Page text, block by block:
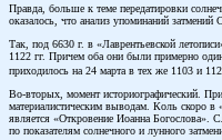
Правда, больше к теме передатировки
оказалось, что анализ упоминаний
Так, под 6630 г. в «Лаврентьевской
1122 гг. Причем оба они были примерно
приходилось на 24 марта в тех же 1103 и
Во-вторых, момент историографический.
материалистическим выводам. Коль скоро в
является «Откровение Иоанна Богослова».
по показателям солнечного и лунного